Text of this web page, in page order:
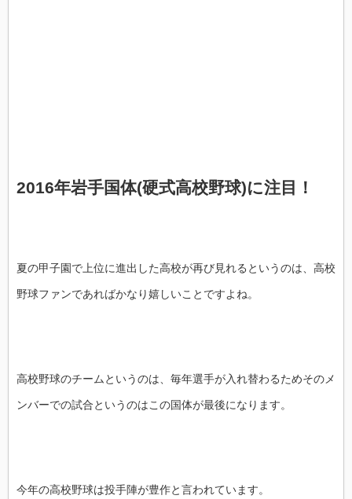
2016年岩手国体(硬式高校野球)に注目！
夏の甲子園で上位に進出した高校が再び見れるというのは、高校
野球ファンであればかなり嬉しいことですよね。
高校野球のチームというのは、毎年選手が入れ替わるためそのメ
ンバーでの試合というのはこの国体が最後になります。
今年の高校野球は投手陣が豊作と言われています。